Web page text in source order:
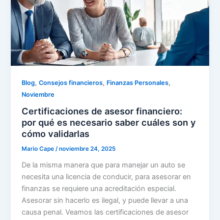
Blog,Consejos financieros, Finanzas Personales,
Noviembre
Certificaciones de asesor financiero:
por qué es necesario saber cuáles son y
cómo validarlas
Mario Cape/noviembre 24, 2025
De la misma manera que para manejar un auto se
necesita una licencia de conducir, para asesorar en
finanzas se requiere una acreditación especial.
Asesorar sin hacerlo es ilegal, y puede llevar a una
causa penal. Veamos las certificaciones de asesor